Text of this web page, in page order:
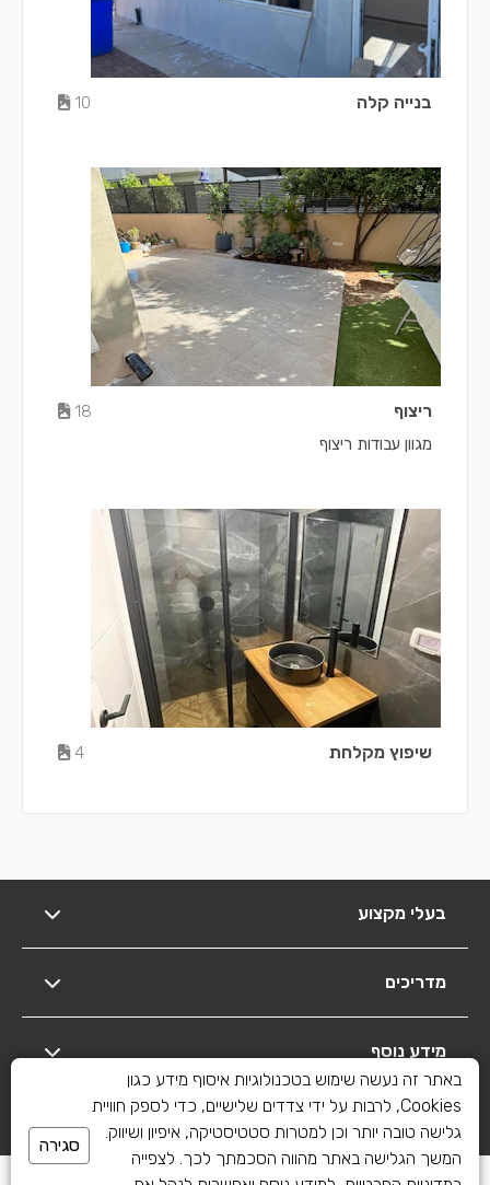
בנייה קלה 10
ריצוף
18
מגוון עבודות ריצוף
שיפוץ מקלחת 4
בעלי מקצוע
מדריכים
מידע נוסף
יצירת קשר
באתר זה נעשה שימוש בטכנולוגיות איסוף מידע כגון
Cookies, לרבות על ידי צדדים שלישיים, כדי לספק חוויית
גלישה טובה יותר וכן למטרות סטטיסטיקה, איפיון ושיווק.
המשך הגלישה באתר מהווה הסכמתך לכך. לצפייה
סגירה